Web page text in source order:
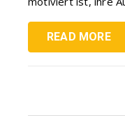
READ MORE